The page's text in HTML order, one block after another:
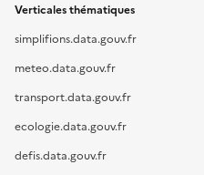
Verticales thématiques
simplifions.data.gouv.fr
meteo.data.gouv.fr
transport.data.gouv.fr
ecologie.data.gouv.fr
defis.data.gouv.fr